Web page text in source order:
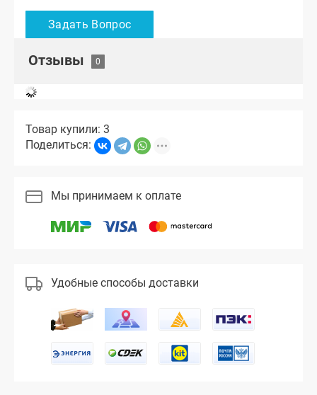
Отзывы
Товар купили: 3
Поделиться:
Мы принимаем к оплате
Удобные способы доставки